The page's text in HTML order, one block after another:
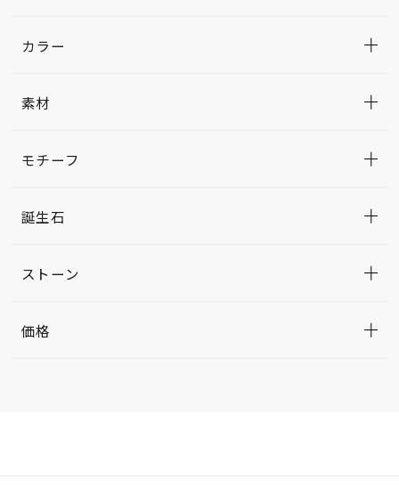
カラー
素材
モチーフ
誕生石
ストーン
価格